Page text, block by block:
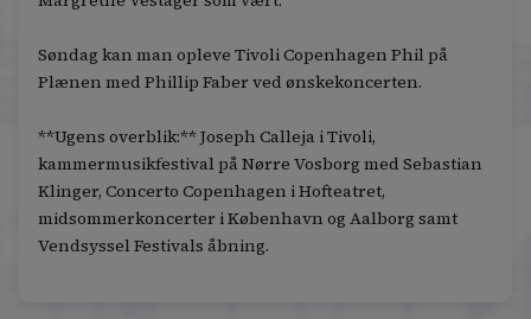
Søndag kan man opleve Tivoli Copenhagen Phil på
Plænen med Phillip Faber ved ønskekoncerten.
**Ugens overblik:** Joseph Calleja i Tivoli,
kammermusikfestival på Nørre Vosborg med Sebastian
Klinger, Concerto Copenhagen i Hofteatret,
midsommerkoncerter i København og Aalborg samt
Vendsyssel Festivals åbning.